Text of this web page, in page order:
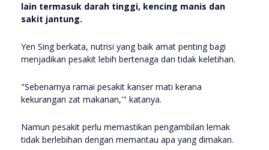
lain termasuk darah tinggi, kencing manis dan
sakit jantung.
Yen Sing berkata, nutrisi yang baik amat penting bagi
menjadikan pesakit lebih bertenaga dan tidak keletihan.
"Sebenarnya ramai pesakit kanser mati kerana
kekurangan zat makanan,'" katanya.
Namun pesakit perlu memastikan pengambilan lemak
tidak berlebihan dengan memantau apa yang dimakan.